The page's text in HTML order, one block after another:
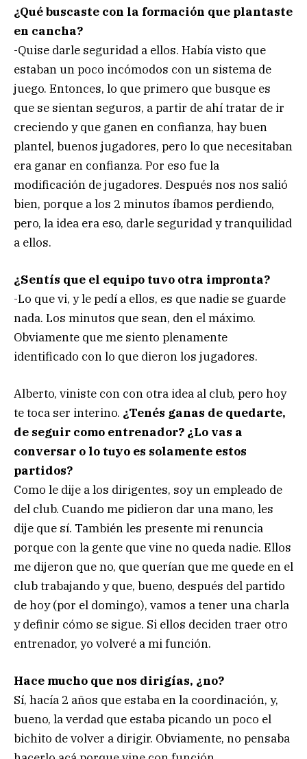
¿Qué buscaste con la formación que plantaste
en cancha?
-Quise darle seguridad a ellos. Había visto que
estaban un poco incómodos con un sistema de
juego. Entonces, lo que primero que busque es
que se sientan seguros, a partir de ahí tratar de ir
creciendo y que ganen en confianza, hay buen
plantel, buenos jugadores, pero lo que necesitaban
era ganar en confianza. Por eso fue la
modificación de jugadores. Después nos nos salió
bien, porque a los 2 minutos íbamos perdiendo,
pero, la idea era eso, darle seguridad y tranquilidad
a ellos.
¿Sentís que el equipo tuvo otra impronta?
-Lo que vi, y le pedí a ellos, es que nadie se guarde
nada. Los minutos que sean, den el máximo.
Obviamente que me siento plenamente
identificado con lo que dieron los jugadores.
Alberto, viniste con con otra idea al club, pero hoy
te toca ser interino. ¿Tenés ganas de quedarte,
de seguir como entrenador? ¿Lo vas a
conversar o lo tuyo es solamente estos
partidos?
Como le dije a los dirigentes, soy un empleado de
del club. Cuando me pidieron dar una mano, les
dije que sí. También les presente mi renuncia
porque con la gente que vine no queda nadie. Ellos
me dijeron que no, que querían que me quede en el
club trabajando y que, bueno, después del partido
de hoy (por el domingo), vamos a tener una charla
y definir cómo se sigue. Si ellos deciden traer otro
entrenador, yo volveré a mi función.
Hace mucho que nos dirigías, ¿no?
Sí, hacía 2 años que estaba en la coordinación, y,
bueno, la verdad que estaba picando un poco el
bichito de volver a dirigir. Obviamente, no pensaba